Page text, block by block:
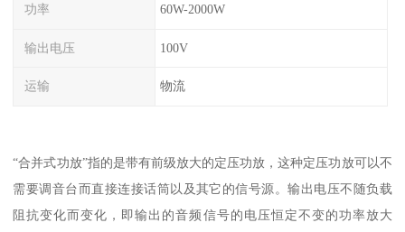
功率 60W-2000W
输出电压 100V
运输 物流
“合并式功放”指的是带有前级放大的定压功放，这种定压功放可以不
需要调音台而直接连接话筒以及其它的信号源。输出电压不随负载
阻抗变化而变化，即输出的音频信号的电压恒定不变的功率放大